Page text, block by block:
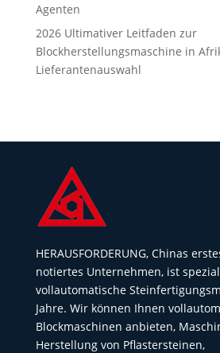
Agenten
2026 Ultimativer Leitfaden zur
Blockherstellungsmaschine in
Lieferantenauswahl
HERAUSFORDERUNG, Chinas
notiertes Unternehmen, ist
vollautomatische
Jahre. Wir können Ihnen
Blockmaschinen anbieten,
Herstellung von Pflastersteinen,